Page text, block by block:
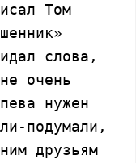
Том
слова,
очень
нужен
подумали,
друзьям